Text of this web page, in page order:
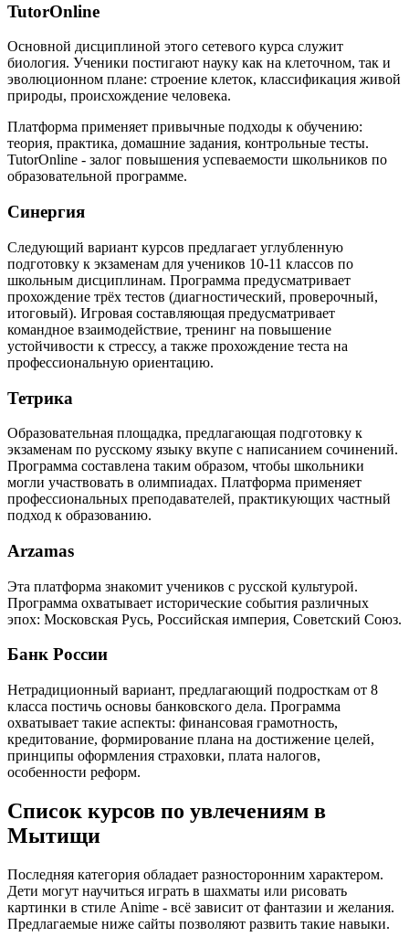
TutorOnline
Основной дисциплиной этого сетевого курса служит
биология. Ученики постигают науку как на клеточном, так и
эволюционном плане: строение клеток, классификация живой
природы, происхождение человека.
Платформа применяет привычные подходы к обучению:
теория, практика, домашние задания, контрольные тесты.
TutorOnline - залог повышения успеваемости школьников по
образовательной программе.
Синергия
Следующий вариант курсов предлагает углубленную
подготовку к экзаменам для учеников 10-11 классов по
школьным дисциплинам. Программа предусматривает
прохождение трёх тестов (диагностический, проверочный,
итоговый). Игровая составляющая предусматривает
командное взаимодействие, тренинг на повышение
устойчивости к стрессу, а также прохождение теста на
профессиональную ориентацию.
Тетрика
Образовательная площадка, предлагающая подготовку к
экзаменам по русскому языку вкупе с написанием сочинений.
Программа составлена таким образом, чтобы школьники
могли участвовать в олимпиадах. Платформа применяет
профессиональных преподавателей, практикующих частный
подход к образованию.
Arzamas
Эта платформа знакомит учеников с русской культурой.
Программа охватывает исторические события различных
эпох: Московская Русь, Российская империя, Советский Союз.
Банк России
Нетрадиционный вариант, предлагающий подросткам от 8
класса постичь основы банковского дела. Программа
охватывает такие аспекты: финансовая грамотность,
кредитование, формирование плана на достижение целей,
принципы оформления страховки, плата налогов,
особенности реформ.
Список курсов по увлечениям в
Мытищи
Последняя категория обладает разносторонним характером.
Дети могут научиться играть в шахматы или рисовать
картинки в стиле Anime - всё зависит от фантазии и желания.
Предлагаемые ниже сайты позволяют развить такие навыки.